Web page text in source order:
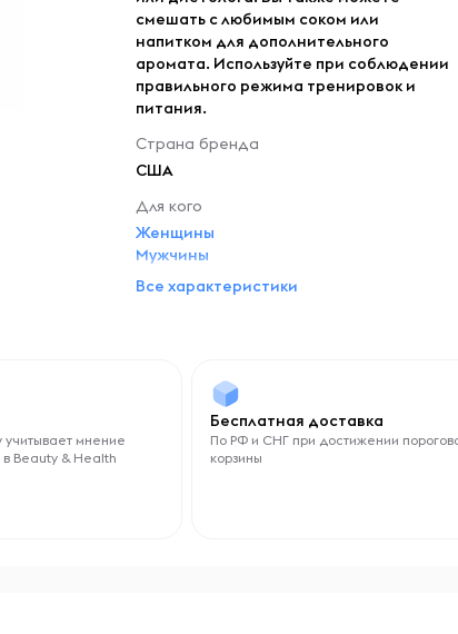
смешать с любимым соком или
напитком для дополнительного
аромата. Используйте при соблюдении
правильного режима тренировок и
питания.
Страна бренда
США
Для кого
Женщины
Мужчины
Добавки
Все характеристики
мнение
в Beauty & Health
Бесплатная доставка
По РФ и СНГ при достижении
корзины